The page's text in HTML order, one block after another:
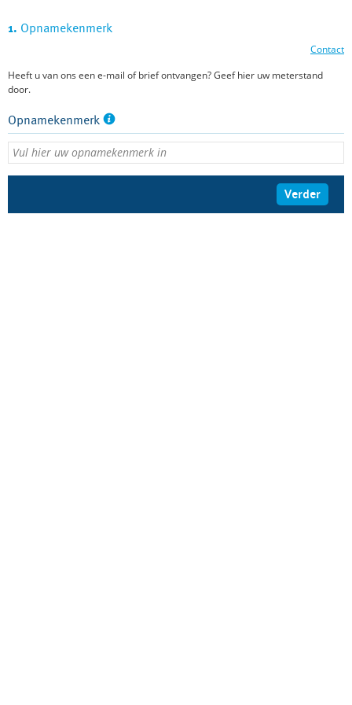
1. Opnamekenmerk
Contact
Heeft u van ons een e-mail of brief ontvangen? Geef hier uw meterstand
door.
Opnamekenmerk